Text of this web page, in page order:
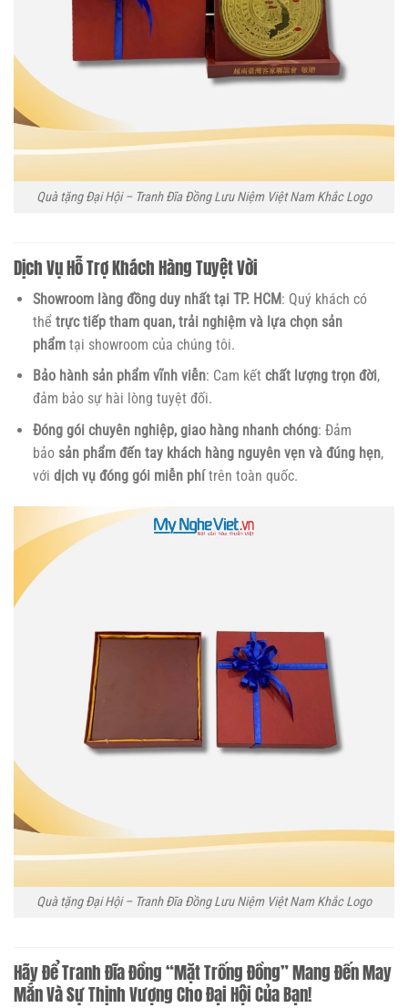
Quà tặng Đại Hội – Tranh Đĩa Đồng Lưu Niệm Việt Nam Khắc Logo
Dịch Vụ Hỗ Trợ Khách Hàng Tuyệt Vời
Showroom làng đồng duy nhất tại TP. HCM: Quý khách có
thể trực tiếp tham quan, trải nghiệm và lựa chọn sản
phẩmtại showroom của chúng tôi.
Bảo hành sản phẩm vĩnh viễn: Cam kết chất lượng trọn đời,
đảm bảo sự hài lòng tuyệt đối.
Đóng gói chuyên nghiệp, giao hàng nhanh chóng: Đảm
bảo sản phẩm đến tay khách hàng nguyên vẹn và đúng hẹn,
với dịch vụ đóng gói miễn phítrên toàn quốc.
Quà tặng Đại Hội – Tranh Đĩa Đồng Lưu Niệm Việt Nam Khắc Logo
Hãy Để Tranh Đĩa Đồng “Mặt Trống Đồng” Mang Đến May
Mắn Và Sự Thịnh Vượng Cho Đại Hội Của Bạn!